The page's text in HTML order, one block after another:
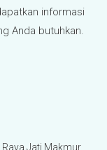
informasi
Anda butuhkan.
Jati Makmur